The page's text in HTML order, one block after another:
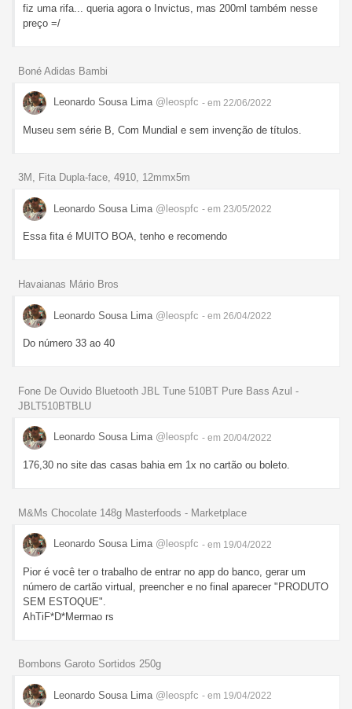
fiz uma rifa... queria agora o Invictus, mas 200ml também nesse
preço =/
Boné Adidas Bambi
Leonardo Sousa Lima @leospfc - em 22/06/2022
Museu sem série B, Com Mundial e sem invenção de títulos.
3M, Fita Dupla-face, 4910, 12mmx5m
Leonardo Sousa Lima @leospfc - em 23/05/2022
Essa fita é MUITO BOA, tenho e recomendo
Havaianas Mário Bros
Leonardo Sousa Lima @leospfc - em 26/04/2022
Do número 33 ao 40
Fone De Ouvido Bluetooth JBL Tune 510BT Pure Bass Azul -
JBLT510BTBLU
Leonardo Sousa Lima @leospfc - em 20/04/2022
176,30 no site das casas bahia em 1x no cartão ou boleto.
M&Ms Chocolate 148g Masterfoods - Marketplace
Leonardo Sousa Lima @leospfc - em 19/04/2022
Pior é você ter o trabalho de entrar no app do banco, gerar um
número de cartão virtual, preencher e no final aparecer "PRODUTO
SEM ESTOQUE".
AhTiF*D*Mermao rs
Bombons Garoto Sortidos 250g
Leonardo Sousa Lima @leospfc - em 19/04/2022